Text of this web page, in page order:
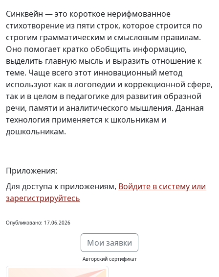
Синквейн — это короткое нерифмованное
стихотворение из пяти строк, которое строится по
строгим грамматическим и смысловым правилам.
Оно помогает кратко обобщить информацию,
выделить главную мысль и выразить отношение к
теме. Чаще всего этот инновационный метод
используют как в логопедии и коррекционной сфере,
так и в целом в педагогике для развития образной
речи, памяти и аналитического мышления. Данная
технология применяется к школьникам и
дошкольникам.
Приложения:
Для доступа к приложениям, Войдите в систему или
зарегистрируйтесь
Опубликовано: 17.06.2026
Мои заявки
Авторский сертификат